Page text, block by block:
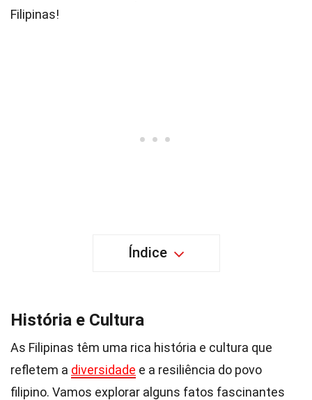
Filipinas!
Índice
História e Cultura
As Filipinas têm uma rica história e cultura que
refletem a diversidade e a resiliência do povo
filipino. Vamos explorar alguns fatos fascinantes